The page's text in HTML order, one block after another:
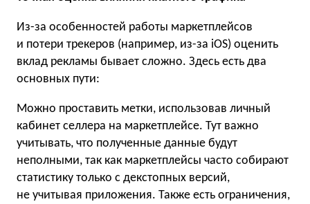
Из-за особенностей работы маркетплейсов
и потери трекеров (например, из-за iOS) оценить
вклад рекламы бывает сложно. Здесь есть два
основных пути:
Можно проставить метки, использовав личный
кабинет селлера на маркетплейсе. Тут важно
учитывать, что полученные данные будут
неполными, так как маркетплейсы часто собирают
статистику только с декстопных версий,
не учитывая приложения. Также есть ограничения,